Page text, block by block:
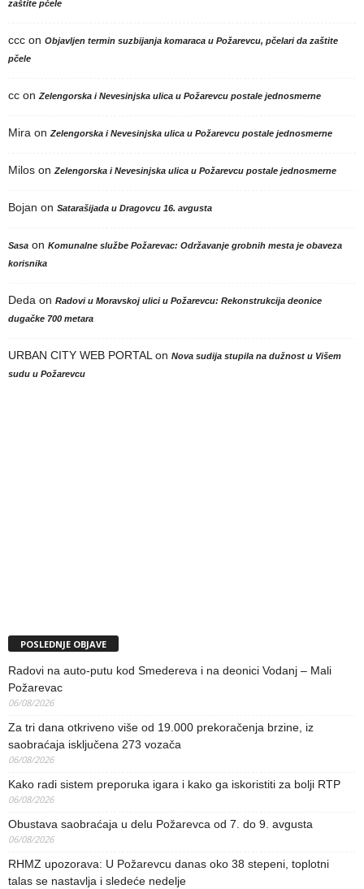
zaštite pčele
ccc on Objavljen termin suzbijanja komaraca u Požarevcu, pčelari da zaštite
pčele
cc on Zelengorska i Nevesinjska ulica u Požarevcu postale jednosmerne
Mira on Zelengorska i Nevesinjska ulica u Požarevcu postale jednosmerne
Milos on Zelengorska i Nevesinjska ulica u Požarevcu postale jednosmerne
Bojan on Satarašijada u Dragovcu 16. avgusta
Sasa on Komunalne službe Požarevac: Održavanje grobnih mesta je obaveza
korisnika
Deda on Radovi u Moravskoj ulici u Požarevcu: Rekonstrukcija deonice
dugačke 700 metara
URBAN CITY WEB PORTAL on Nova sudija stupila na dužnost u Višem
sudu u Požarevcu
POSLEDNJE OBJAVE
Radovi na auto-putu kod Smedereva i na deonici Vodanj – Mali
Požarevac
06/08/2026
Za tri dana otkriveno više od 19.000 prekoračenja brzine, iz
saobraćaja isključena 273 vozača
06/08/2026
Kako radi sistem preporuka igara i kako ga iskoristiti za bolji RTP
06/08/2026
Obustava saobraćaja u delu Požarevca od 7. do 9. avgusta
06/08/2026
RHMZ upozorava: U Požarevcu danas oko 38 stepeni, toplotni
talas se nastavlja i sledeće nedelje